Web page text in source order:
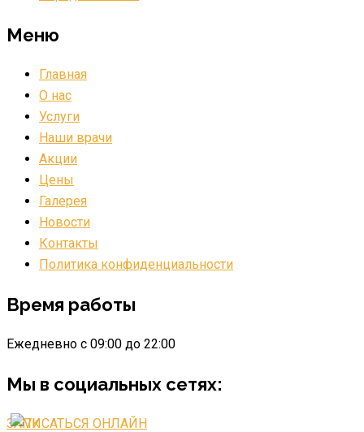
Меню
Главная
О нас
Услуги
Наши врачи
Акции
Цены
Галерея
Новости
Контакты
Политика конфиденциальности
Время работы
Ежедневно с 09:00 до 22:00
Мы в социальных сетях:
ЗАПИСАТЬСЯ ОНЛАЙН